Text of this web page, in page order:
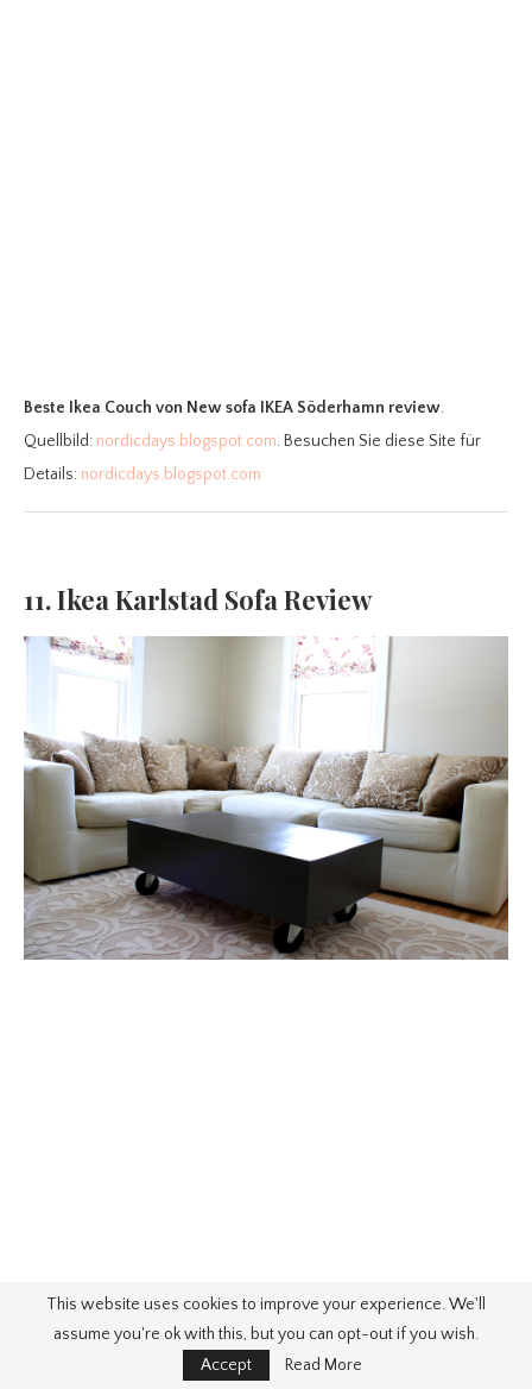
Beste Ikea Couch von New sofa IKEA Söderhamn review.
Quellbild: nordicdays.blogspot.com. Besuchen Sie diese Site für
Details: nordicdays.blogspot.com
11. Ikea Karlstad Sofa Review
This website uses cookies to improve your experience. We'll
assume you're ok with this, but you can opt-out if you wish.
Accept
Read More